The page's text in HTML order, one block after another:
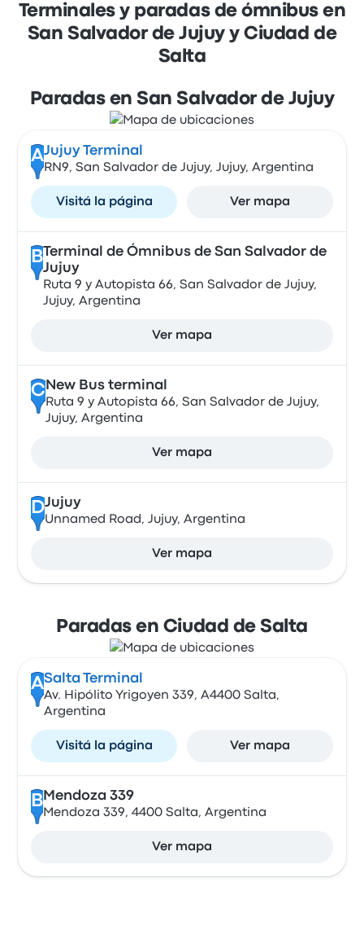
Terminales y paradas de ómnibus en
San Salvador de Jujuy y Ciudad de
Salta
Paradas en San Salvador de Jujuy
AJujuy Terminal
RN9, San Salvador de Jujuy, Jujuy, Argentina
Visitá la página Ver mapa
B Terminal de Ómnibus de San Salvador de
Jujuy
Ruta 9 y Autopista 66, San Salvador de Jujuy,
Jujuy, Argentina
Ver mapa
CNew Bus terminal
Ruta 9 y Autopista 66, San Salvador de Jujuy,
Jujuy, Argentina
Ver mapa
DJujuy
Unnamed Road, Jujuy, Argentina
Ver mapa
Paradas en Ciudad de Salta
ASalta Terminal
Av. Hipólito Yrigoyen 339, A4400 Salta,
Argentina
Visitá la página Ver mapa
B Mendoza 339
Mendoza 339, 4400 Salta, Argentina
Ver mapa